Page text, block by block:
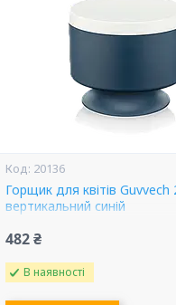
20136
Горщик для квітів Guvvech
вертикальний синій
482 ₴
В наявності